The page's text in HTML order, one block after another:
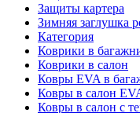
Защиты картера
Зимняя заглушка
Категория
Коврики в
Коврики в салон
Ковры EVA в
Ковры в салон
Ковры в салон с